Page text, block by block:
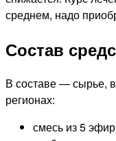
среднем, надо
Состав
В составе — сырье,
регионах:
смесь из 5